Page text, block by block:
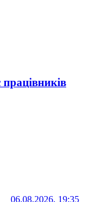
06.08.2026, 19:35